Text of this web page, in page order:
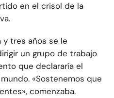
en el crisol de la
tres años se le
un grupo de trabajo
que declararía el
«Sostenemos que
comenzaba.